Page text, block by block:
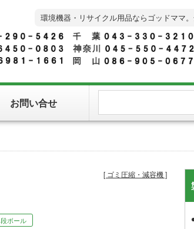
環境機器・リサイクル用品ならゴッドママ
お問い合せ
ゴミ圧縮・減容機
段ボール